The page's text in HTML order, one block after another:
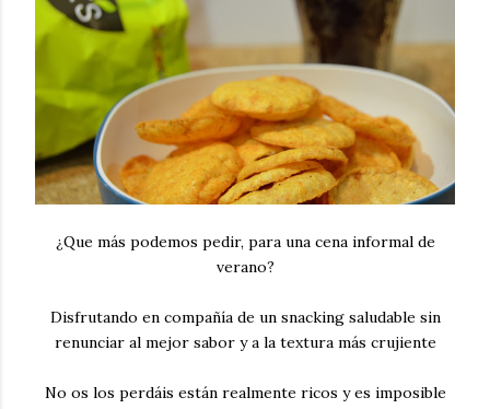
¿Que más podemos pedir, para una cena informal de
verano?
Disfrutando en compañía de un snacking saludable sin
renunciar al mejor sabor y a la textura más crujiente
No os los perdáis están realmente ricos y es imposible